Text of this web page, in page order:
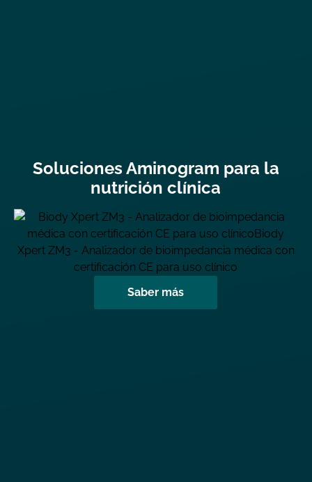
Soluciones Aminogram para la
nutrición clínica
Saber más